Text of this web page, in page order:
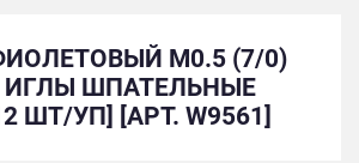
М0.5 (7/0)
ИГЛЫ ШПАТЕЛЬНЫЕ
ШТ/УП] [АРТ. W9561]